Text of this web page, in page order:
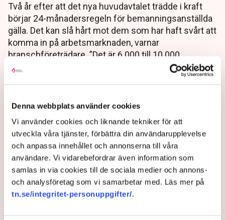
Denna webbplats använder cookies
Vi använder cookies och liknande tekniker för att
utveckla våra tjänster, förbättra din användarupplevelse
och anpassa innehållet och annonserna till våra
användare. Vi vidarebefordrar även information som
samlas in via cookies till de sociala medier och annons-
och analysföretag som vi samarbetar med. Läs mer på
tn.se/integritet-personuppgifter/.
Två år efter att det nya huvudavtalet trädde i kraft
börjar 24-månadersregeln för bemanningsanställda
gälla. Det kan slå hårt mot dem som har haft svårt att
komma in på arbetsmarknaden, varnar
branschföreträdare. ”Det är 6 000 till 10 000
personer som kan beröras”, säger
Kompetensföretagens vd Patrik Eidfelt till TN.